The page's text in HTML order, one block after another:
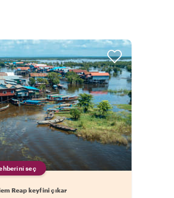
seç
Reap keyfini çıkar